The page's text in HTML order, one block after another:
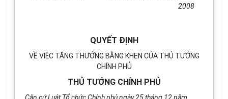
2008
QUYẾT ĐỊNH
VỀ VIỆC TẶNG THƯỞNG BẰNG KHEN CỦA THỦ TƯỚNG
CHÍNH PHỦ
THỦ TƯỚNG CHÍNH PHỦ